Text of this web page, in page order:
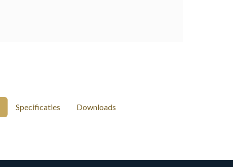
Specificaties Downloads